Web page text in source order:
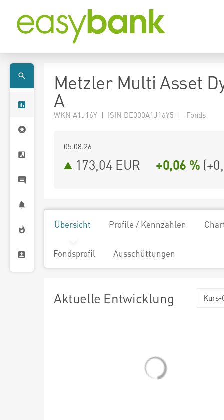
Metzler Multi Asset
A
WKN A1J16Y | ISIN DE000A1J16Y5 | Fonds
05.08.26
173,04 EUR +0,06 % (
Übersicht Profile / Kennzahlen
Fondsprofil Ausschüttungen
Aktuelle Entwicklung Kurs-